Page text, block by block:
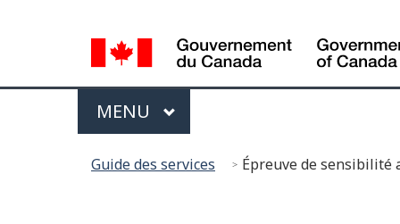
de
la
langue
Menu
PRINCIPAL
MENU
Guide des services
Épreuve de sensibilité